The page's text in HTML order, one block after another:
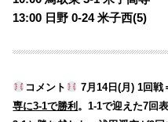
13:00 日野 0-24 米子西(5)
コメント 7月14日(月) 1回戦
専に3-1で勝利 。1-1で迎えた7回